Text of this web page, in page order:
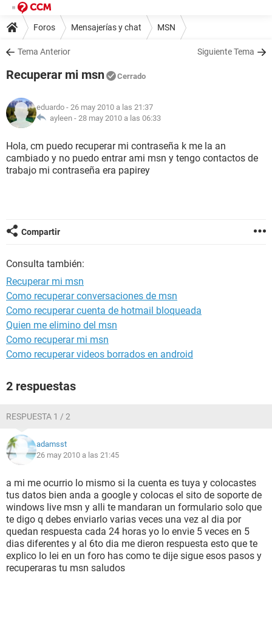
Foros Mensajerías y chat MSN
Tema Anterior Siguiente Tema
Recuperar mi msn Cerrado
eduardo - 26 may 2010 a las 21:37
ayleen - 28 may 2010 a las 06:33
Hola, cm puedo recuperar mi contraseña k me la an
cambiado y no puedo entrar ami msn y tengo contactos de
trabajo mi contraseña era papirey
Compartir
Consulta también:
Recuperar mi msn
Como recuperar conversaciones de msn
Como recuperar cuenta de hotmail bloqueada
Quien me elimino del msn
Como recuperar mi msn
Como recuperar videos borrados en android
2 respuestas
RESPUESTA 1 / 2
adamsst
26 may 2010 a las 21:45
a mi me ocurrio lo mismo si la cuenta es tuya y colocastes
tus datos bien anda a google y colocas el sito de soporte de
windows live msn y alli te mandaran un formulario solo que
te digo q debes enviarlo varias veces una vez al dia por
quedan respuesta cada 24 horas yo lo envie 5 veces en 5
dias diferentes y al 6to dia me dieron respuesta esto que te
explico lo lei en un foro has como te dije sigue esos pasos y
recuperaras tu msn saludos